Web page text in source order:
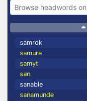
samrok
samure
samyt
san
sanable
sanamunde